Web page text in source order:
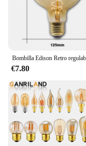
€7.80